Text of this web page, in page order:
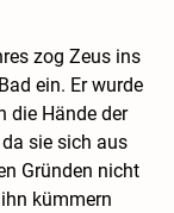
zog Zeus ins
ein. Er wurde
die Hände der
sie sich aus
Gründen nicht
kümmern